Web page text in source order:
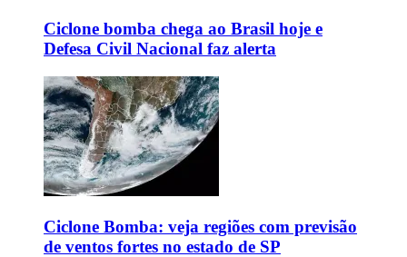
Ciclone bomba chega ao Brasil hoje e
Defesa Civil Nacional faz alerta
Ciclone Bomba: veja regiões com previsão
de ventos fortes no estado de SP